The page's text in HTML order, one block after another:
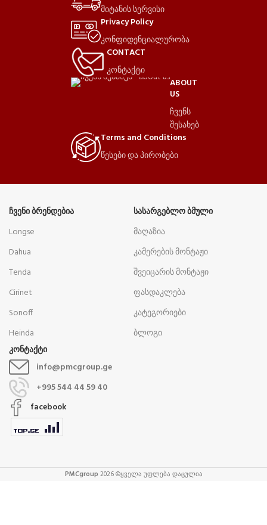
მიტანის სერვისი
Privacy Policy
კონფიდენციალურობა
CONTACT
კონტაქტი
ABOUT
US
ჩვენს
შესახებ
Terms and Conditions
წესები და პირობები
ᲩᲕᲔᲜᲘ ᲑᲠᲔᲜᲓᲔᲑᲘᲐ
Longse
Dahua
Tenda
Cirinet
Sonoff
Heinda
ᲡᲐᲡᲐᲠᲒᲔᲑᲚᲝ ᲑᲛᲣᲚᲘ
მაღაზია
კამერების მონტაჟი
შვეიცარის მონტაჟი
ფასდაკლება
კატეგორიები
ბლოგი
კონტაქტი
info@pmcgroup.ge
+995 544 44 59 40
facebook
PMCgroup 2026 ©ყველა უფლება დაცულია